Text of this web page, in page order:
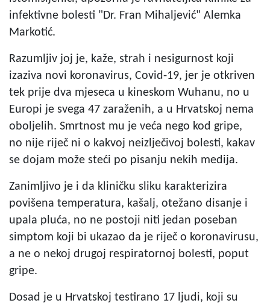
infektivne bolesti "Dr. Fran Mihaljević" Alemka
Markotić.
Razumljiv joj je, kaže, strah i nesigurnost koji
izaziva novi koronavirus, Covid-19, jer je otkriven
tek prije dva mjeseca u kineskom Wuhanu, no u
Europi je svega 47 zaraženih, a u Hrvatskoj nema
oboljelih. Smrtnost mu je veća nego kod gripe,
no nije riječ ni o kakvoj neizlječivoj bolesti, kakav
se dojam može steći po pisanju nekih medija.
Zanimljivo je i da kliničku sliku karakterizira
povišena temperatura, kašalj, otežano disanje i
upala pluća, no ne postoji niti jedan poseban
simptom koji bi ukazao da je riječ o koronavirusu,
a ne o nekoj drugoj respiratornoj bolesti, poput
gripe.
Dosad je u Hrvatskoj testirano 17 ljudi, koji su